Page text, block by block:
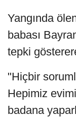
Yangında
babası
tepki
"Hiçbir
Hepimiz
badana